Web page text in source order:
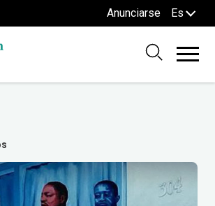
Anunciarse Es